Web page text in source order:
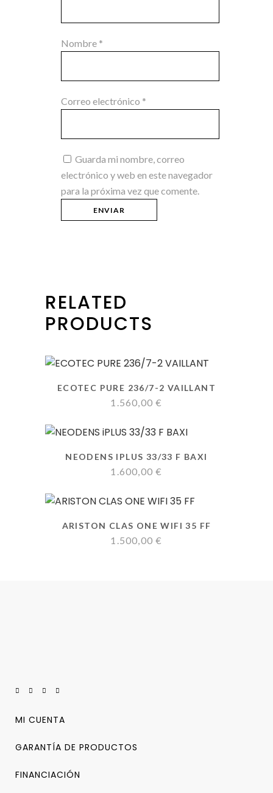
Nombre *
Correo electrónico *
Guarda mi nombre, correo
electrónico y web en este navegador
para la próxima vez que comente.
RELATED
PRODUCTS
ECOTEC PURE 236/7-2 VAILLANT
1.560,00€
NEODENS IPLUS 33/33 F BAXI
1.600,00€
ARISTON CLAS ONE WIFI 35 FF
1.500,00€
MI CUENTA
GARANTÍA DE PRODUCTOS
FINANCIACIÓN